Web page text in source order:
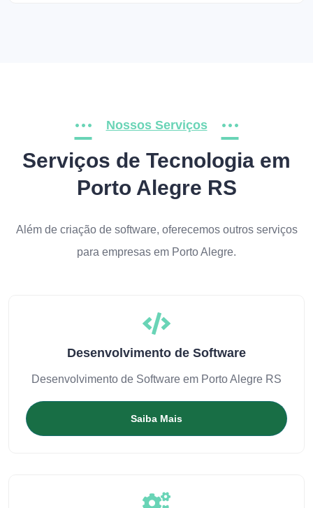
Nossos Serviços
Serviços de Tecnologia em
Porto Alegre RS
Além de criação de software, oferecemos outros serviços
para empresas em Porto Alegre.
Desenvolvimento de Software
Desenvolvimento de Software em Porto Alegre RS
Saiba Mais